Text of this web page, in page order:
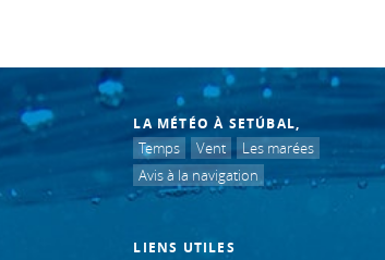
LA MÉTÉO À SETÚBAL,
Temps Vent
Les marées
Avis à la navigation
LIENS UTILES